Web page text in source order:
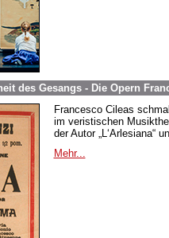
des Gesangs - Die Opern
Francesco Cileas
im veristischen
der Autor „L‘Arlesiana“
Mehr...